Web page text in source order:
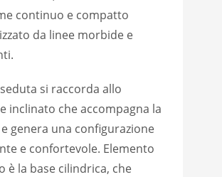
continuo e compatto
da linee morbide e
seduta si raccorda allo
inclinato che accompagna la
genera una configurazione
e confortevole. Elemento
è la base cilindrica, che